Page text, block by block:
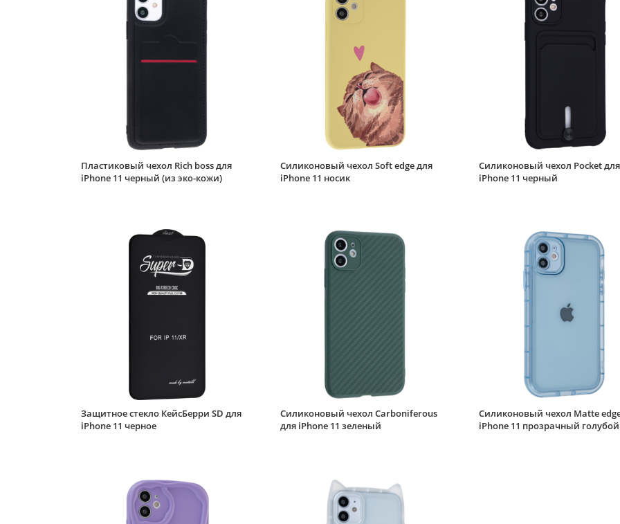
Пластиковый чехол Rich boss для
iPhone 11 черный (из эко-кожи)
Силиконовый чехол Soft edge для
iPhone 11 носик
Силиконовый чехол Pocket для
iPhone 11 черный
Защитное стекло КейсБерри SD для
iPhone 11 черное
Силиконовый чехол Carboniferous
для iPhone 11 зеленый
Силиконовый чехол Matte
iPhone 11 прозрачный голубой